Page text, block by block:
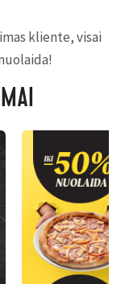
kliente, visai